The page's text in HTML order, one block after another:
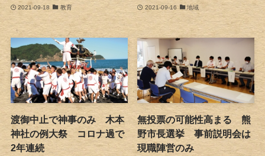
2021-09-18 教育 2021-09-16 地域
渡御中止で神事のみ 木本
神社の例大祭 コロナ過で
2年連続
無投票の可能性高まる 熊
野市長選挙 事前説明会は
現職陣営のみ